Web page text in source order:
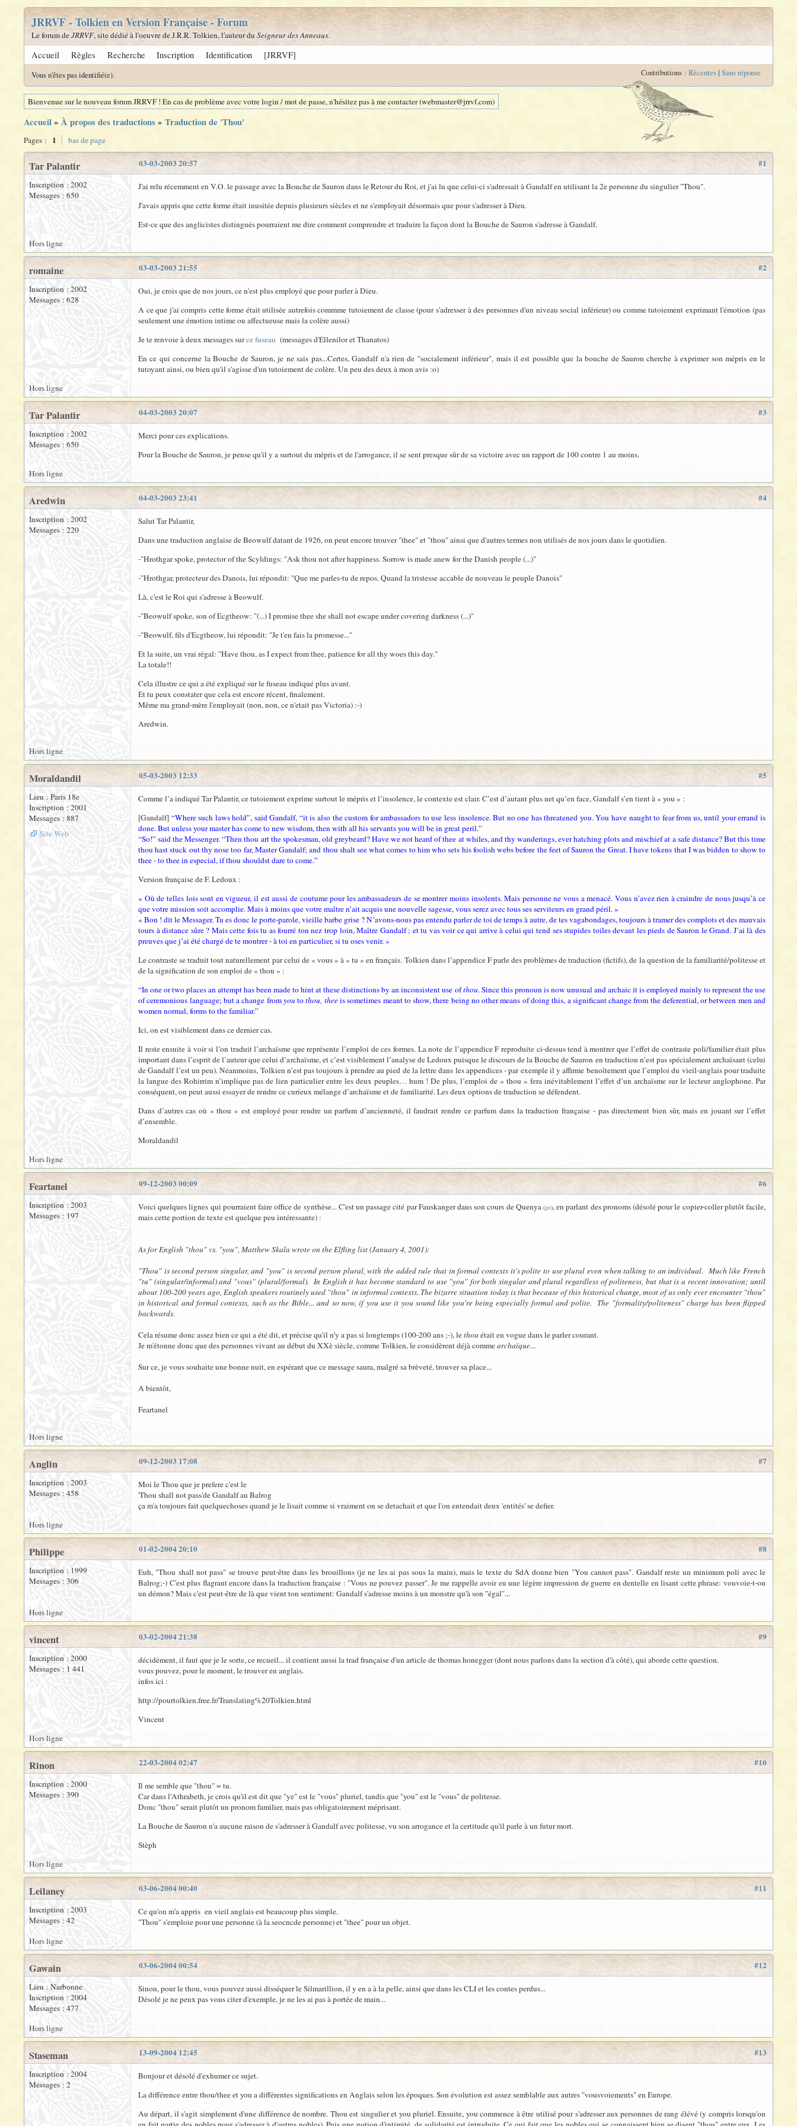
JRRVF - Tolkien en Version Française - Forum
Le forum deJRRVF, site dédié à l'oeuvre de J.R.R. Tolkien, l'auteur du Seigneur des Anneaux.
Accueil Règles Recherche Inscription Identification [JRRVF]
Vous n'êtes pas identifié(e). Contributions : Récentes| Sans réponse
Bienvenue sur le nouveau forum JRRVF ! En cas de problème avec votre login / mot de passe, n'hésitez pas à me contacter (webmaster@jrrvf.com)
Accueil» À propos des traductions» Traduction de 'Thou'
Pages : 1 bas de page
#1
03-03-2003 20:57
Tar Palantir
Inscription : 2002
Messages : 650
J'ai relu récemment en V.O. le passage avec la Bouche de Sauron dans le Retour du Roi, et j'ai lu que celui-ci s'adressait à Gandalf en utilisant la 2e personne du singulier "Thou".
J'avais appris que cette forme était inusitée depuis plusieurs siècles et ne s'employait désormais que pour s'adresser à Dieu.
Est-ce que des anglicistes distingués pourraient me dire comment comprendre et traduire la façon dont la Bouche de Sauron s'adresse à Gandalf.
Hors ligne
#2
03-03-2003 21:55
romaine
Inscription : 2002
Messages : 628
Oui, je crois que de nos jours, ce n'est plus employé que pour parler à Dieu.
A ce que j'ai compris cette forme était utilisée autrefois commme tutoiement de classe (pour s'adresser à des personnes d'un niveau social inférieur) ou comme tutoiement exprimant l'émotion (pas
seulement une émotion intime ou affectueuse mais la colère aussi)
Je te renvoie à deux messages surce fuseau (messages d'Ellenilor et Thanatos)
En ce qui concerne la Bouche de Sauron, je ne sais pas...Certes, Gandalf n'a rien de "socialement inférieur", mais il est possible que la bouche de Sauron cherche à exprimer son mépris en le
tutoyant ainsi, ou bien qu'il s'agisse d'un tutoiement de colère. Un peu des deux à mon avis :o)
Hors ligne
#3
04-03-2003 20:07
Tar Palantir
Inscription : 2002
Messages : 650
Merci pour ces explications.
Pour la Bouche de Sauron, je pense qu'il y a surtout du mépris et de l'arrogance, il se sent presque sûr de sa victoire avec un rapport de 100 contre 1 au moins.
Hors ligne
#4
04-03-2003 23:41
Aredwin
Inscription : 2002
Messages : 220
Salut Tar Palantir,
Dans une traduction anglaise de Beowulf datant de 1926, on peut encore trouver "thee" et "thou" ainsi que d'autres termes non utilisés de nos jours dans le quotidien.
-"Hrothgar spoke, protector of the Scyldings: "Ask thou not after happiness. Sorrow is made anew for the Danish people (...)"
-"Hrothgar, protecteur des Danois, lui répondit: "Que me parles-tu de repos. Quand la tristesse accable de nouveau le peuple Danois"
Là, c'est le Roi qui s'adresse à Beowulf.
-"Beowulf spoke, son of Ecgtheow: "(...) I promise thee she shall not escape under covering darkness (...)"
-"Beowulf, fils d'Ecgtheow, lui répondit: "Je t'en fais la promesse..."
Et la suite, un vrai régal: "Have thou, as I expect from thee, patience for all thy woes this day."
La totale!!
Cela illustre ce qui a été expliqué sur le fuseau indiqué plus avant.
Et tu peux constater que cela est encore récent, finalement.
Même ma grand-mère l'employait (non, non, ce n'etait pas Victoria) :-)
Aredwin.
Hors ligne
#5
05-03-2003 12:33
Moraldandil
Lieu : Paris 18e
Inscription : 2001
Messages : 887
Site Web
Comme l’a indiqué Tar Palantir, ce tutoiement exprime surtout le mépris et l’insolence, le contexte est clair. C’est d’autant plus net qu’en face, Gandalf s’en tient à « you » :
[Gandalf] “Where such laws hold”, said Gandalf, “it is also the custom for ambassadors to use less insolence. But no one has threatened you. You have naught to fear from us, until your errand is
done. But unless your master has come to new wisdom, then with all his servants you will be in great peril.”
“So!” said the Messenger. “Then thou art the spokesman, old greybeard? Have we not heard of thee at whiles, and thy wanderings, ever hatching plots and mischief at a safe distance? But this time
thou hast stuck out thy nose too far, Master Gandalf; and thou shalt see what comes to him who sets his foolish webs before the feet of Sauron the Great. I have tokens that I was bidden to show to
thee - to thee in especial, if thou shouldst dare to come.”
Version française de F. Ledoux :
« Où de telles lois sont en vigueur, il est aussi de coutume pour les ambassadeurs de se montrer moins insolents. Mais personne ne vous a menacé. Vous n’avez rien à craindre de nous jusqu’à ce
que votre mission soit accomplie. Mais à moins que votre maître n’ait acquis une nouvelle sagesse, vous serez avec tous ses serviteurs en grand péril. »
« Bon ! dit le Messager. Tu es donc le porte-parole, vieille barbe grise ? N’avons-nous pas entendu parler de toi de temps à autre, de tes vagabondages, toujours à tramer des complots et des mauvais
tours à distance sûre ? Mais cette fois tu as fourré ton nez trop loin, Maître Gandalf ; et tu vas voir ce qui arrive à celui qui tend ses stupides toiles devant les pieds de Sauron le Grand. J’ai là des
preuves que j’ai été chargé de te montrer - à toi en particulier, si tu oses venir. »
Le contraste se traduit tout naturellement par celui de « vous » à « tu » en français. Tolkien dans l’appendice F parle des problèmes de traduction (fictifs), de la question de la familiarité/politesse et
de la signification de son emploi de « thou » :
“In one or two places an attempt has been made to hint at these distinctions by an inconsistent use ofthou. Since this pronoun is now unusual and archaic it is employed mainly to represent the use
of ceremonious language; but a change fromyou tothou, theeis sometimes meant to show, there being no other means of doing this, a significant change from the deferential, or between men and
women normal, forms to the familiar.”
Ici, on est visiblement dans ce dernier cas.
Il reste ensuite à voir si l’on traduit l’archaïsme que représente l’emploi de ces formes. La note de l’appendice F reproduite ci-dessus tend à montrer que l’effet de contraste poli/familier était plus
important dans l’esprit de l’auteur que celui d’archaïsme, et c’est visiblement l’analyse de Ledoux puisque le discours de la Bouche de Sauron en traduction n’est pas spécialement archaïsant (celui
de Gandalf l’est un peu). Néanmoins, Tolkien n’est pas toujours à prendre au pied de la lettre dans les appendices - par exemple il y affirme benoîtement que l’emploi du vieil-anglais pour traduite
la langue des Rohirrim n’implique pas de lien particulier entre les deux peuples… hum ! De plus, l’emploi de « thou » fera inévitablement l’effet d’un archaïsme sur le lecteur anglophone. Par
conséquent, on peut aussi essayer de rendre ce curieux mélange d’archaïsme et de familiarité. Les deux options de traduction se défendent.
Dans d’autres cas où « thou » est employé pour rendre un parfum d’ancienneté, il faudrait rendre ce parfum dans la traduction française - pas directement bien sûr, mais en jouant sur l’effet
d’ensemble.
Moraldandil
Hors ligne
#6
09-12-2003 00:09
Feartanel
Inscription : 2003
Messages : 197
Voici quelques lignes qui pourraient faire office de synthèse... C'est un passage cité par Fauskanger dans son cours de Quenya (go), en parlant des pronoms (désolé pour le copier-coller plutôt facile,
mais cette portion de texte est quelque peu intéressante) :
As for English "thou" vs. "you", Matthew Skala wrote on the Elfling list (January 4, 2001):
"Thou" is second person singular, and "you" is second person plural, with the added rule that in formal contexts it's polite to use plural even when talking to an individual. Much like French
"tu" (singular/informal) and "vous" (plural/formal). In English it has become standard to use "you" for both singular and plural regardless of politeness, but that is a recent innovation; until
about 100-200 years ago, English speakers routinely used "thou" in informal contexts. The bizarre situation today is that because of this historical change, most of us only ever encounter "thou"
in historical and formal contexts, such as the Bible... and so now, if you use it you sound like you're being especially formal and polite. The "formality/politeness" charge has been flipped
backwards.
Cela résume donc assez bien ce qui a été dit, et précise qu'il n'y a pas si longtemps (100-200 ans ;-), lethou était en vogue dans le parler courant.
Je m'étonne donc que des personnes vivant au début du XXè siècle, comme Tolkien, le considèrent déjà commearchaïque...
Sur ce, je vous souhaite une bonne nuit, en espérant que ce message saura, malgré sa brèveté, trouver sa place...
A bientôt,
Feartanel
Hors ligne
#7
09-12-2003 17:08
Anglin
Inscription : 2003
Messages : 458
Moi le Thou que je prefere c'est le
'Thou shall not pass'de Gandalf au Balrog
ça m'a toujours fait quelquechoses quand je le lisait comme si vraiment on se detachait et que l'on entendait deux 'entités' se defier.
Hors ligne
#8
01-02-2004 20:10
Philippe
Inscription : 1999
Messages : 306
Euh, "Thou shall not pass" se trouve peut-être dans les brouillons (je ne les ai pas sous la main), mais le texte du SdA donne bien "You cannot pass". Gandalf reste un minimum poli avec le
Balrog;-) C'est plus flagrant encore dans la traduction française : "Vous ne pouvez passer". Je me rappelle avoir eu une légère impression de guerre en dentelle en lisant cette phrase: vouvoie-t-on
un démon? Mais c'est peut-être de là que vient ton sentiment: Gandalf s'adresse moins à un monstre qu'à son "égal"...
Hors ligne
#9
03-02-2004 21:38
vincent
Inscription : 2000
Messages : 1 441
décidément, il faut que je le sorte, ce recueil... il contient aussi la trad française d'un article de thomas honegger (dont nous parlons dans la section d'à côté), qui aborde cette question.
vous pouvez, pour le moment, le trouver en anglais.
infos ici :
http://pourtolkien.free.fr/Translating%20Tolkien.html
Vincent
Hors ligne
#10
22-03-2004 02:47
Rinon
Inscription : 2000
Messages : 390
Il me semble que "thou" = tu.
Car dans l'Athrabeth, je crois qu'il est dit que "ye" est le "vous" pluriel, tandis que "you" est le "vous" de politesse.
Donc "thou" serait plutôt un pronom familier, mais pas obligatoirement méprisant.
La Bouche de Sauron n'a aucune raison de s'adresser à Gandalf avec politesse, vu son arrogance et la certitude qu'il parle à un futur mort.
Stèph
Hors ligne
#11
03-06-2004 00:40
Leilaney
Inscription : 2003
Messages : 42
Ce qu'on m'a appris en vieil anglais est beaucoup plus simple.
"Thou" s'emploie pour une personne (à la seocncde personne) et "thee" pour un objet.
Hors ligne
#12
03-06-2004 00:54
Gawain
Lieu : Narbonne
Inscription : 2004
Messages : 477
Sinon, pour le thou, vous pouvez aussi disséquer le Silmarillion, il y en a à la pelle, ainsi que dans les CLI et les contes perdus...
Désolé je ne peux pas vous citer d'exemple, je ne les ai pas à portée de main...
Hors ligne
#13
13-09-2004 12:45
Staseman
Inscription : 2004
Messages : 2
Bonjour et désolé d'exhumer ce sujet.
La différence entre thou/thee et you a différentes significations en Anglais selon les époques. Son évolution est assez semblable aux autres "vousvoiements" en Europe.
Au départ, il s'agit simplement d'une différence de nombre. Thou est singulier et you pluriel. Ensuite, you commence à être utilisé pour s'adresser aux personnes de rang élévé (y compris lorsqu'on